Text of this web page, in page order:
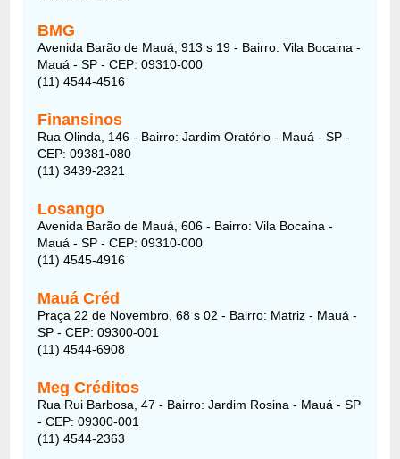
BMG
Avenida Barão de Mauá, 913 s 19 - Bairro: Vila Bocaina -
Mauá - SP - CEP: 09310-000
(11) 4544-4516
Finansinos
Rua Olinda, 146 - Bairro: Jardim Oratório - Mauá - SP -
CEP: 09381-080
(11) 3439-2321
Losango
Avenida Barão de Mauá, 606 - Bairro: Vila Bocaina -
Mauá - SP - CEP: 09310-000
(11) 4545-4916
Mauá Créd
Praça 22 de Novembro, 68 s 02 - Bairro: Matriz - Mauá -
SP - CEP: 09300-001
(11) 4544-6908
Meg Créditos
Rua Rui Barbosa, 47 - Bairro: Jardim Rosina - Mauá - SP
- CEP: 09300-001
(11) 4544-2363